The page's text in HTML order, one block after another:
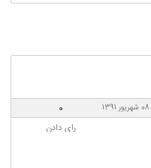
0
رای دادن